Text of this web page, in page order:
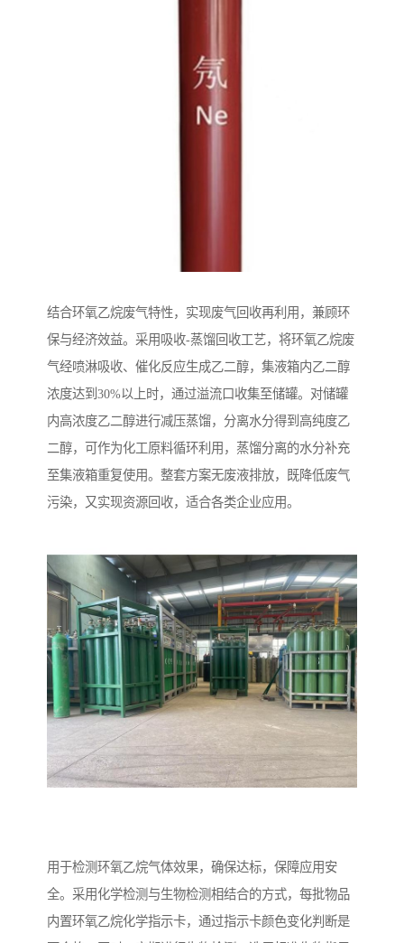
结合环氧乙烷废气特性，实现废气回收再利用，兼顾环
保与经济效益。采用吸收-蒸馏回收工艺，将环氧乙烷废
气经喷淋吸收、催化反应生成乙二醇，集液箱内乙二醇
浓度达到30%以上时，通过溢流口收集至储罐。对储罐
内高浓度乙二醇进行减压蒸馏，分离水分得到高纯度乙
二醇，可作为化工原料循环利用，蒸馏分离的水分补充
至集液箱重复使用。整套方案无废液排放，既降低废气
污染，又实现资源回收，适合各类企业应用。
用于检测环氧乙烷气体效果，确保达标，保障应用安
全。采用化学检测与生物检测相结合的方式，每批物品
内置环氧乙烷化学指示卡，通过指示卡颜色变化判断是